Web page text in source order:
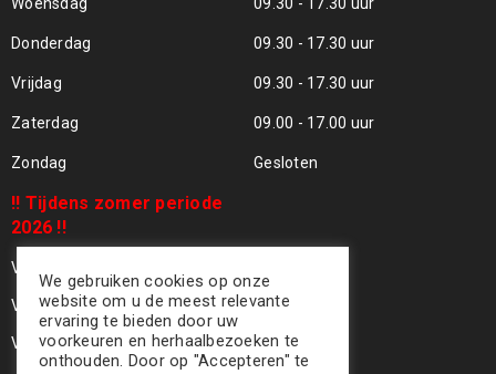
Woensdag 09.30 - 17.30 uur
Donderdag 09.30 - 17.30 uur
Vrijdag 09.30 - 17.30 uur
Zaterdag 09.00 - 17.00 uur
Zondag Gesloten
!! Tijdens zomer periode
2026 !!
Vrijdag 24 Juli - Gesloten !!
Vrijdag 31 Juli - Gesloten !!
Vrijdag 07 Aug - Gesloten !!
We gebruiken cookies op onze
website om u de meest relevante
ervaring te bieden door uw
voorkeuren en herhaalbezoeken te
onthouden. Door op "Accepteren" te